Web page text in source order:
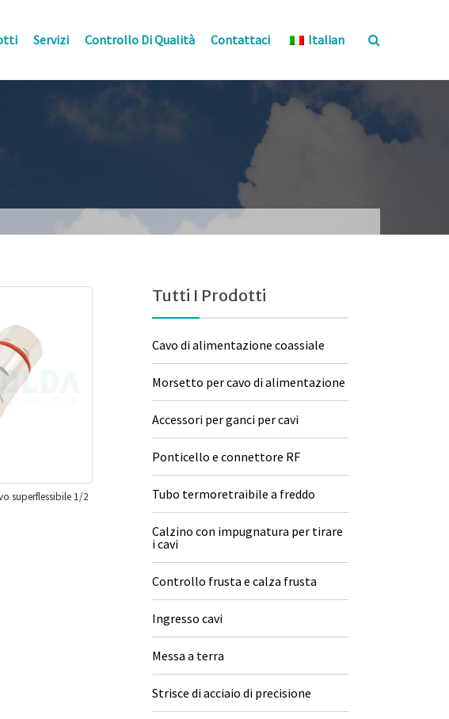
Servizi Controllo Di Qualità Contattaci Italian
superflessibile 1/2
Tutti I Prodotti
Cavo di alimentazione coassiale
Morsetto per cavo di alimentazione
Accessori per ganci per cavi
Ponticello e connettore RF
Tubo termoretraibile a freddo
Calzino con impugnatura per tirare
i cavi
Controllo frusta e calza frusta
Ingresso cavi
Messa a terra
Strisce di acciaio di precisione